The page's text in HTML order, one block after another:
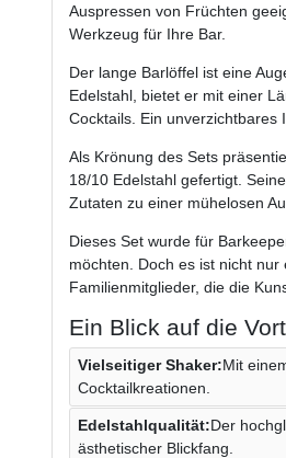
Auspressen von Früchten
Werkzeug für Ihre Bar.
Der lange Barlöffel ist eine
Edelstahl, bietet er mit einer
Cocktails. Ein unverzichtbares
Als Krönung des Sets
18/10 Edelstahl gefertigt.
Zutaten zu einer mühelosen
Dieses Set wurde für
möchten. Doch es ist nicht
Familienmitglieder, die die
Ein Blick auf die
Vielseitiger Shaker:Mit
Cocktailkreationen.
Edelstahlqualität:Der
ästhetischer Blickfang.